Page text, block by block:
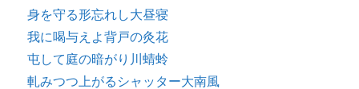
身を守る形忘れし大昼寝
我に喝与えよ背戸の灸花
屯して庭の暗がり川蜻蛉
軋みつつ上がるシャッター大南風